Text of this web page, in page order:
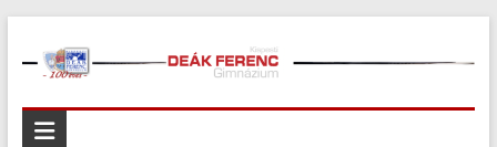
Kispesti